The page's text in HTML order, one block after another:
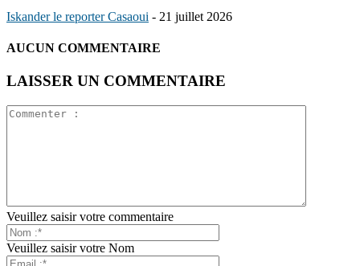
Iskander le reporter Casaoui - 21 juillet 2026
AUCUN COMMENTAIRE
LAISSER UN COMMENTAIRE
Veuillez saisir votre commentaire
Veuillez saisir votre Nom